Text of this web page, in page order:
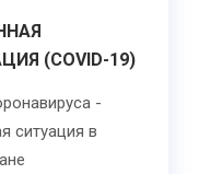
(COVID-19)
-
ситуация в